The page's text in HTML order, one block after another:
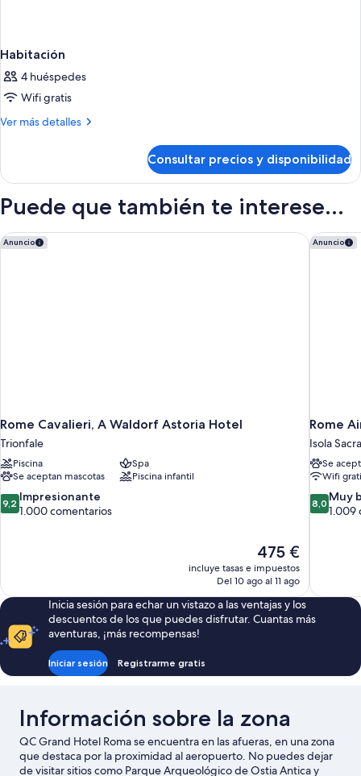
Habitación
4 huéspedes
Wifi gratis
Ver más detalles
Más
Consultar precios y disponibilidad
Puede que también te interese...
Anuncio
Rome Cavalieri, A Waldorf Astoria Hotel
Trionfale
Piscina
Spa
Se aceptan mascotas
Piscina infantil
9.2
sobre
9,2 Impresionante
1.000 comentarios
El
precio
actual
de
475 €
475 €
incluye tasas e impuestos
Del 10 ago al 11 ago
Rome Cavalieri, A Waldorf Astoria Hotel Anuncio
Rome
Isola Sacra
Se
Wifi
8.0
sobre
8,0 Muy
1.009
Rome
Inicia sesión para echar un vistazo a las ventajas y los
descuentos de los que puedes disfrutar. Cuantas más
aventuras, ¡más recompensas!
Iniciar sesión Registrarme gratis
Información sobre la zona
QC Grand Hotel Roma se encuentra en las afueras, en una zona
que destaca por la proximidad al aeropuerto. No puedes dejar
de visitar sitios como Parque Arqueológico de Ostia Antica y